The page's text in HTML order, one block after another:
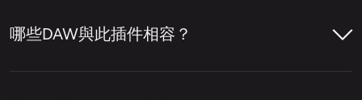
格式。可處理您的DAW支援的所有標準音訊
哪些DAW與此插件相容？